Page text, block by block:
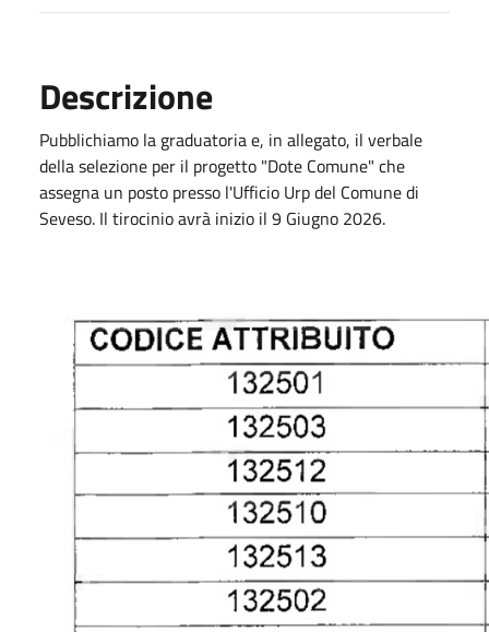
Descrizione
Pubblichiamo la graduatoria e, in allegato, il verbale
della selezione per il progetto "Dote Comune" che
assegna un posto presso l'Ufficio Urp del Comune di
Seveso. Il tirocinio avrà inizio il 9 Giugno 2026.